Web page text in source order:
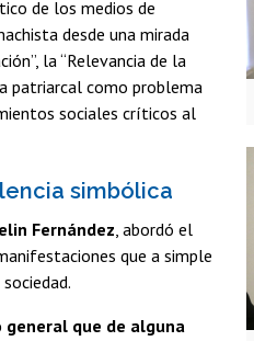
de los medios de
desde una mirada
la “Relevancia de la
patriarcal como problema
sociales críticos al
simbólica
Fernández, abordó el
que a simple
que de alguna